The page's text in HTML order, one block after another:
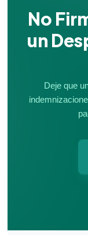
No
un
Deje que